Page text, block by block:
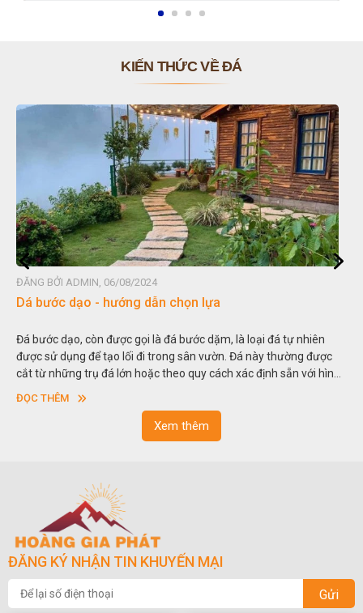
KIẾN THỨC VỀ ĐÁ
ĐĂNG BỞI ADMIN, 06/08/2024
Đá non bộ - cách lựa chọn non bộ đẹp
Hòn non bộ được biết đến là một nghệ thuật xây dựng, sắp đặt,
thu nhỏ, đưa mô hình những ngọn núi to lớn ngoài tự nhiên vào
trong các vườn cảnh. Hay nói một cách khác, người ta gọi là “giả
sơn”. Nghệ thuật hòn non bộ nhằm phục vụ cho mục đích thưởng
ngoạn và phong thủy trong cuộc sống.
ĐỌC THÊM
Xem thêm
ĐĂNG KÝ NHẬN TIN KHUYẾN MẠI
Gửi